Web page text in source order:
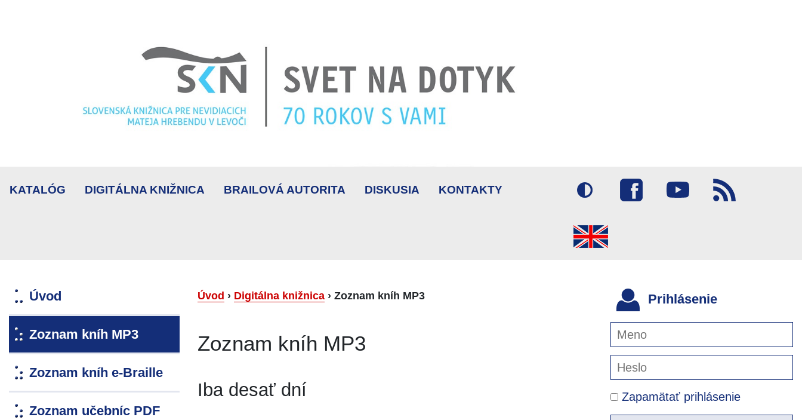
KATALÓG DIGITÁLNA KNIŽNICA BRAILOVÁ AUTORITA DISKUSIA KONTAKTY
Úvod
Zoznam kníh MP3
Zoznam kníh e-Braille
Zoznam učebníc PDF
Úvod › Digitálna knižnica › Zoznam kníh MP3
Zoznam kníh MP3
Iba desať dní
Prihlásenie
Zapamätať prihlásenie